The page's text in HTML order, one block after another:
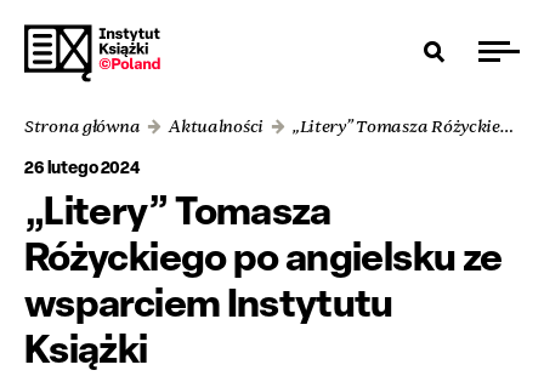
Strona główna Aktualności „Litery” Tomasza Różyckiego po angielsku ze wsparciem Instytutu Książki
26 lutego 2024
„Litery” Tomasza
Różyckiego po angielsku ze
wsparciem Instytutu
Książki